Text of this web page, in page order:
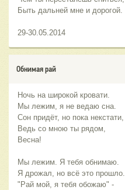
Быть дальней мне и дорогой.
29-30.05.2014
Обнимая рай
Ночь на широкой кровати.
Мы лежим, я не ведаю сна.
Сон придёт, но пока некстати,
Ведь со мною ты рядом,
Весна!
Мы лежим. Я тебя обнимаю.
Я дрожал, но всё это прошло.
"Рай мой, я тебя обожаю" -